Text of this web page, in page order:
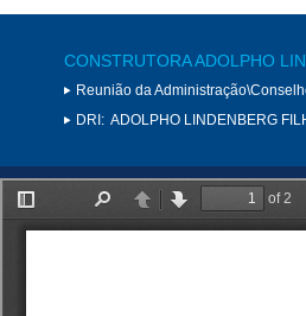
CONSTRUTORA ADOLPHO
Reunião da
DRI: ADOLPHO LINDENBERG